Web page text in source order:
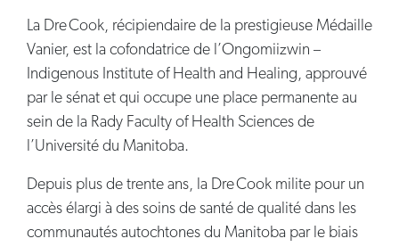
La Dre Cook, récipiendaire de la prestigieuse Médaille
Vanier, est la cofondatrice de l’Ongomiizwin –
Indigenous Institute of Health and Healing, approuvé
par le sénat et qui occupe une place permanente au
sein de la Rady Faculty of Health Sciences de
l’Université du Manitoba.
Depuis plus de trente ans, la Dre Cook milite pour un
accès élargi à des soins de santé de qualité dans les
communautés autochtones du Manitoba par le biais